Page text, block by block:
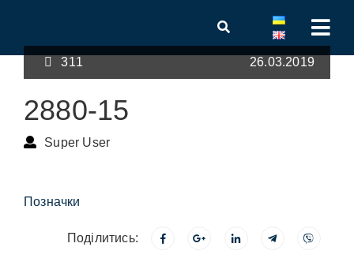
311 26.03.2019
2880-15
Super User
Позначки
Поділитись: